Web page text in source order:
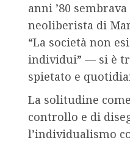
anni ’80
neoliberista di
“La società non
individui” — si è
spietato e
La solitudine
controllo e di
l’individualismo